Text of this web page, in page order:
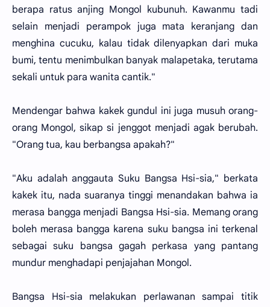
berapa ratus anjing Mongol kubunuh. Kawanmu tadi
selain menjadi perampok juga mata keranjang dan
menghina cucuku, kalau tidak dilenyapkan dari muka
bumi, tentu menimbulkan banyak malapetaka, terutama
sekali untuk para wanita cantik."
Mendengar bahwa kakek gundul ini juga musuh orang-
orang Mongol, sikap si jenggot menjadi agak berubah.
"Orang tua, kau berbangsa apakah?"
"Aku adalah anggauta Suku Bangsa Hsi-sia," berkata
kakek itu, nada suaranya tinggi menandakan bahwa ia
merasa bangga menjadi Bangsa Hsi-sia. Memang orang
boleh merasa bangga karena suku bangsa ini terkenal
sebagai suku bangsa gagah perkasa yang pantang
mundur menghadapi penjajahan Mongol.
Bangsa Hsi-sia melakukan perlawanan sampai titik